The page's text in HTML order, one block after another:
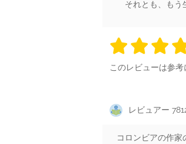
それとも、もう
5 5
このレビューは参
レビュアー
コロンビアの作家